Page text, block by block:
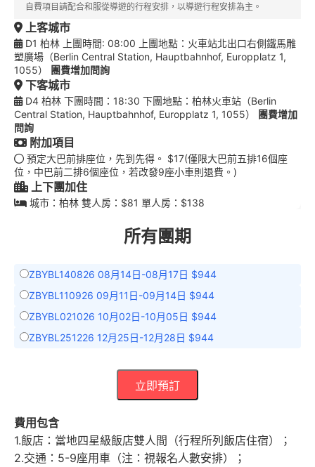
自費項目請配合和服從導遊的行程安排，以導遊行程安排為主。
上客城市
D1 柏林 上團時間: 08:00 上團地點：火車站北出口右側鐵馬雕
塑廣場（Berlin Central Station, Hauptbahnhof, Europplatz 1,
1055）
團費增加問詢
下客城市
D4 柏林 下團時間：18:30 下團地點：柏林火車站（Berlin
Central Station, Hauptbahnhof, Europplatz 1, 1055）
團費增加
問詢
附加項目
預定大巴前排座位，先到先得。 $17(僅限大巴前五排16個座
位，中巴前二排6個座位，若改發9座小車則退費。)
上下團加住
城市：柏林 雙人房：$81 單人房：$138
所有團期
ZBYBL140826 08月14日-08月17日 $944
ZBYBL110926 09月11日-09月14日 $944
ZBYBL021026 10月02日-10月05日 $944
ZBYBL251226 12月25日-12月28日 $944
立即預訂
費用包含
1.飯店：當地四星級飯店雙人間（行程所列飯店住宿）；
2.交通：5-9座用車（注：視報名人數安排）；